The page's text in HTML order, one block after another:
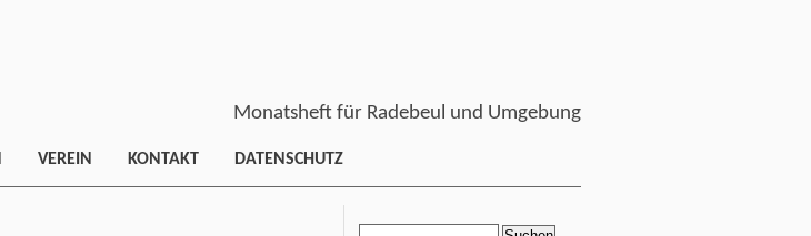
Monatsheft für Radebeul und Umgebung
VEREIN KONTAKT DATENSCHUTZ